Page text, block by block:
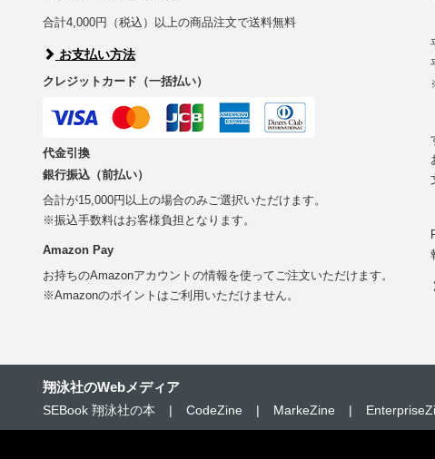
合計4,000円（税込）以上の商品注文で送料無料
お支払い方法
クレジットカード（一括払い）
代金引換
銀行振込（前払い）
合計が15,000円以上の場合のみご選択いただけます。
※振込手数料はお客様負担となります。
Amazon Pay
お持ちのAmazonアカウントの情報を使ってご注文いただけます。
※Amazonのポイントはご利用いただけません。
翔泳社のWebメディア
SEBook 翔泳社の本 | CodeZine | MarkeZine |